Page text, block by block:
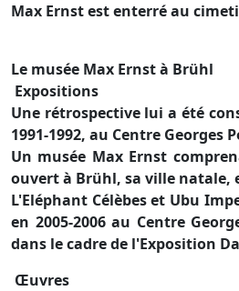
Max Ernst est enterré au
Le musée Max Ernst à Brühl
Expositions
Une rétrospective lui a été
1991-1992, au Centre Georges
Un musée Max Ernst
ouvert à Brühl, sa ville natale,
L'Eléphant Célèbes et Ubu
en 2005-2006 au Centre
dans le cadre de l'Exposition
Œuvres